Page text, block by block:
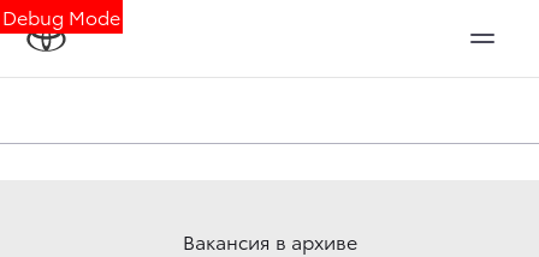
Debug Mode
Вакансия в архиве